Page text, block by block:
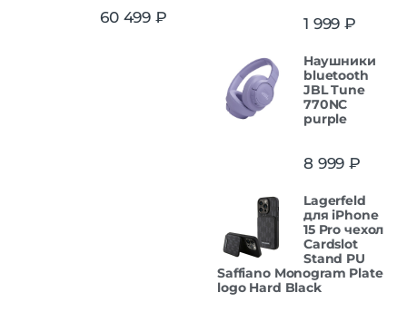
60 499 ₽ 1 999 ₽
Наушники
bluetooth
JBL Tune
770NC
purple
8 999 ₽
Lagerfeld
для iPhone
15 Pro чехол
Cardslot
Stand PU
Saffiano Monogram Plate
logo Hard Black